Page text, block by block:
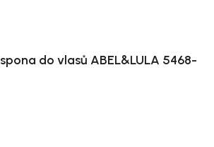
do vlasů ABEL&LULA 5468-